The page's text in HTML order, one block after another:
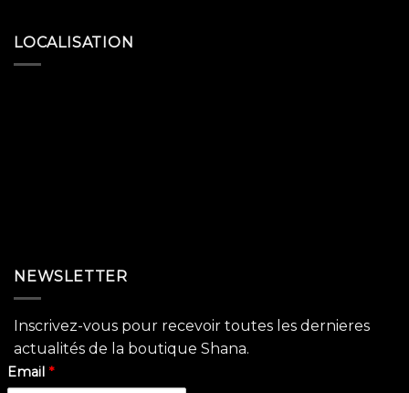
LOCALISATION
NEWSLETTER
Inscrivez-vous pour recevoir toutes les dernieres
actualités de la boutique Shana.
Email *